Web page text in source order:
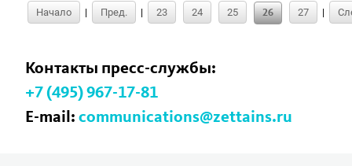
Начало | Пред. | 23 24 25 26 27 |
Контакты пресс-службы:
+7 (495) 967-17-81
E-mail: communications@zettains.ru